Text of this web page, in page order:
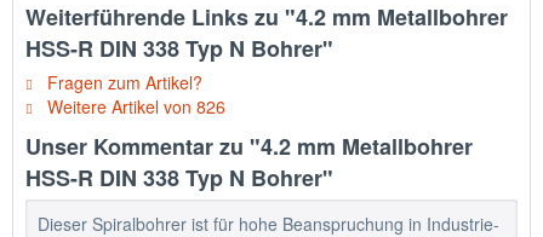
Weiterführende Links zu "4.2 mm Metallbohrer
HSS-R DIN 338 Typ N Bohrer"
Fragen zum Artikel?
Weitere Artikel von 826
Unser Kommentar zu "4.2 mm Metallbohrer
HSS-R DIN 338 Typ N Bohrer"
Dieser Spiralbohrer ist für hohe Beanspruchung in Industrie-